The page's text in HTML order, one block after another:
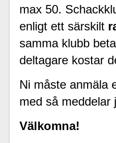
max 50.
enligt ett särskilt
samma klubb
deltagare kostar
Ni måste anmäla
med så meddelar
Välkomna!